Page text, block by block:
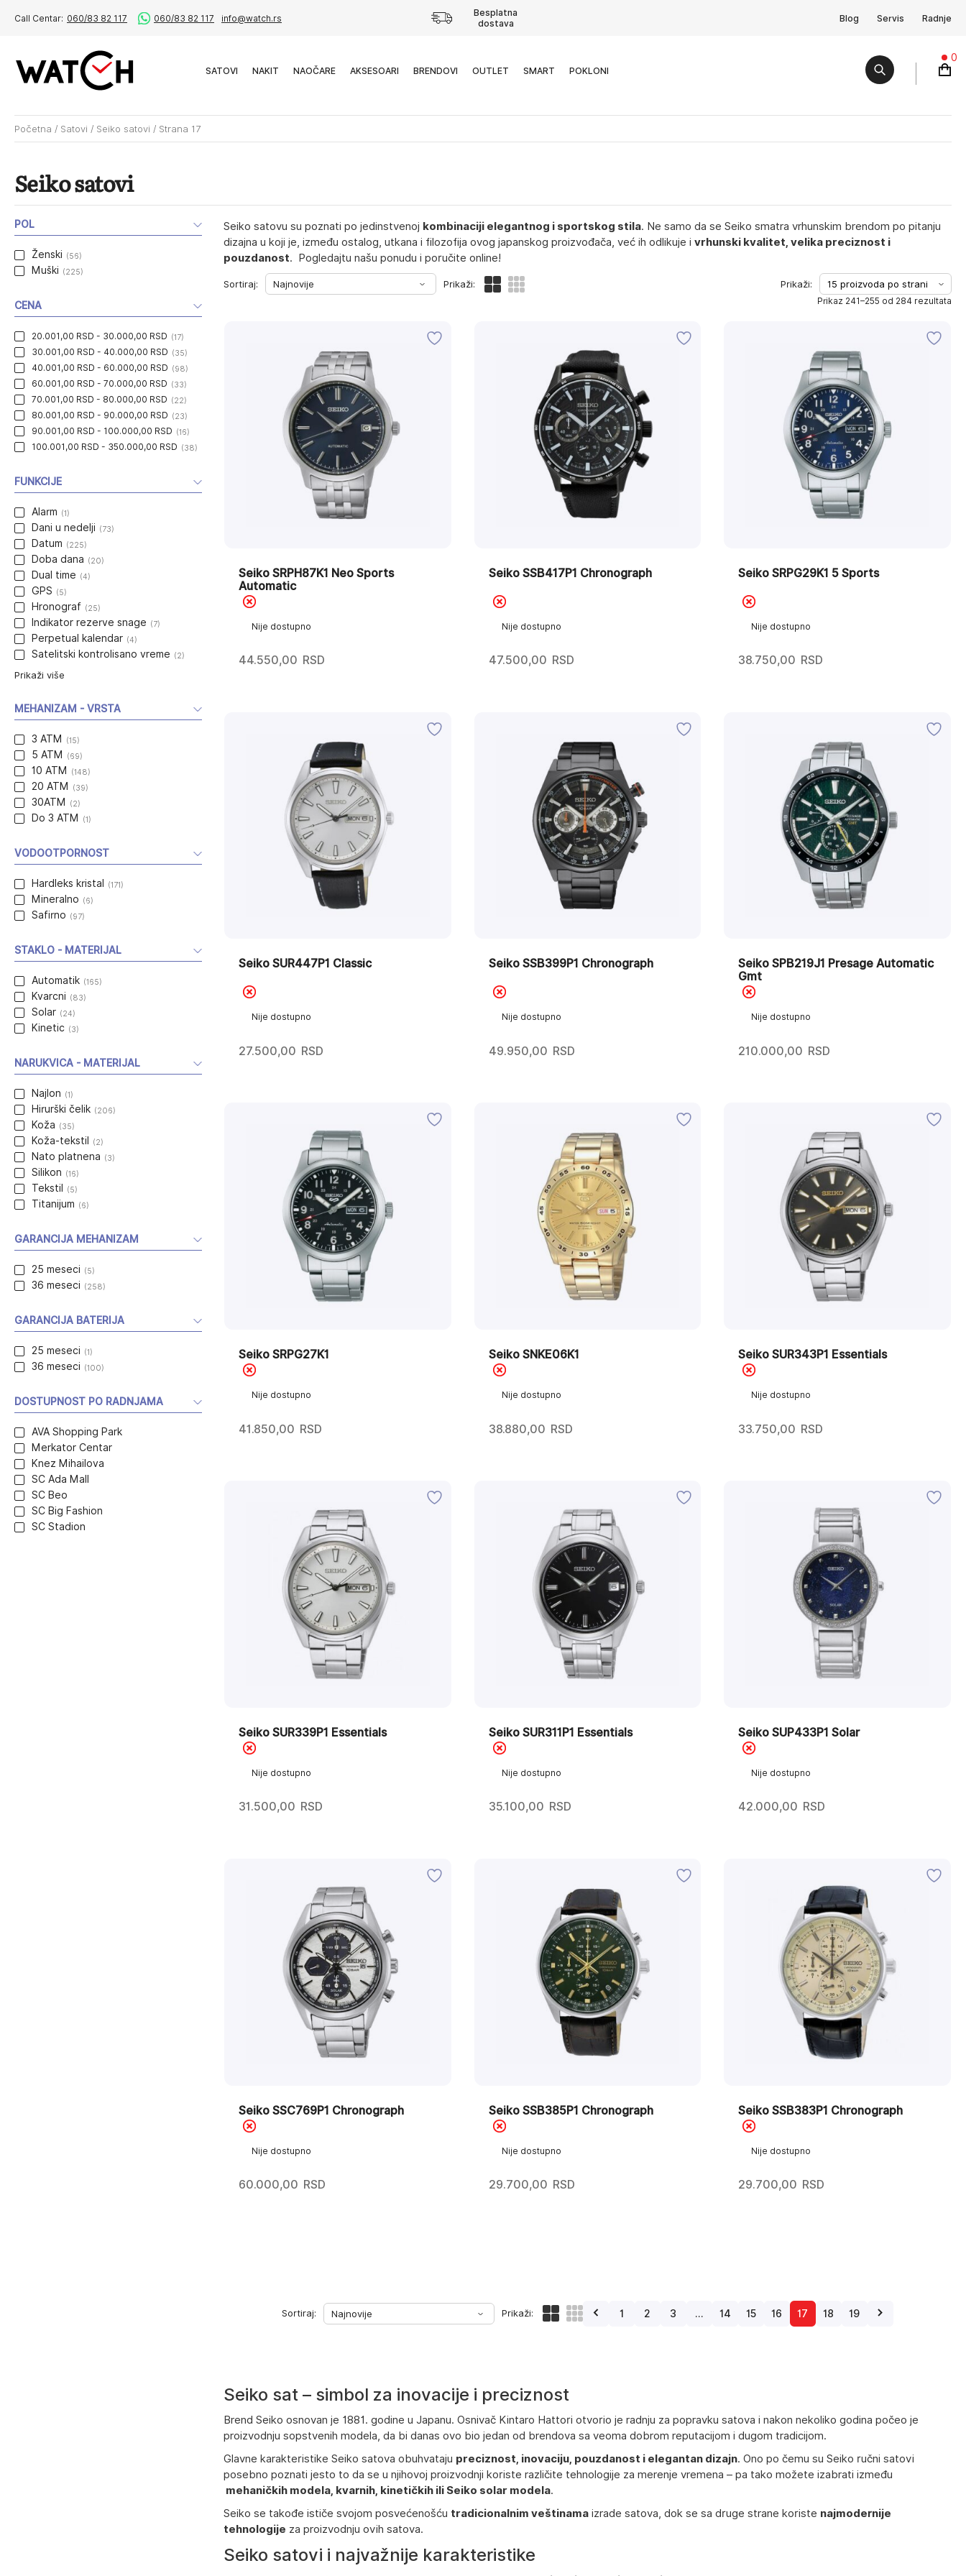
Call Centar: 060/83 82 117 060/83 82 117 info@watch.rs
Besplatna
dostava
Blog Servis Radnje
SATOVI NAKIT NAOČARE AKSESOARI BRENDOVI OUTLET SMART POKLONI
0
Početna / Satovi / Seiko satovi / Strana 17
Seiko satovi
Seiko satovu su poznati po jedinstvenoj kombinaciji elegantnog i sportskog stila. Ne samo da se Seiko smatra vrhunskim brendom po pitanju
dizajna u koji je, između ostalog, utkana i filozofija ovog japanskog proizvođača, već ih odlikuje i vrhunski kvalitet, velika preciznost i
pouzdanost. Pogledajtu našu ponudu i poručite online!
Sortiraj: Prikaži:
Prikaz 241–255 od 284 rezultata
Nije dostupno
Seiko SRPH87K1 Neo Sports
Automatic
44.550,00 RSD
Nije dostupno
Seiko SSB417P1 Chronograph
47.500,00 RSD
Nije dostupno
Seiko SRPG29K1 5 Sports
38.750,00 RSD
Nije dostupno
Seiko SUR447P1 Classic
27.500,00 RSD
Nije dostupno
Seiko SSB399P1 Chronograph
49.950,00 RSD
Nije dostupno
Seiko SPB219J1 Presage Automatic
Gmt
210.000,00 RSD
Nije dostupno
Seiko SRPG27K1
41.850,00 RSD
Nije dostupno
Seiko SNKE06K1
38.880,00 RSD
Nije dostupno
Seiko SUR343P1 Essentials
33.750,00 RSD
Nije dostupno
Seiko SUR339P1 Essentials
31.500,00 RSD
Nije dostupno
Seiko SUR311P1 Essentials
35.100,00 RSD
Nije dostupno
Seiko SUP433P1 Solar
42.000,00 RSD
Nije dostupno
Seiko SSC769P1 Chronograph
60.000,00 RSD
Nije dostupno
Seiko SSB385P1 Chronograph
29.700,00 RSD
Nije dostupno
Seiko SSB383P1 Chronograph
29.700,00 RSD
Sortiraj: Prikaži: 1 2 3 … 14 15 16 17 18 19
Seiko sat – simbol za inovacije i preciznost
Brend Seiko osnovan je 1881. godine u Japanu. Osnivač Kintaro Hattori otvorio je radnju za popravku satova i nakon nekoliko godina počeo je
proizvodnju sopstvenih modela, da bi danas ovo bio jedan od brendova sa veoma dobrom reputacijom i dugom tradicijom.
Glavne karakteristike Seiko satova obuhvataju preciznost, inovaciju, pouzdanost i elegantan dizajn. Ono po čemu su Seiko ručni satovi
posebno poznati jesto to da se u njihovoj proizvodnji koriste različite tehnologije za merenje vremena – pa tako možete izabrati između
mehaničkih modela, kvarnih, kinetičkih ili Seiko solar modela.
Seiko se takođe ističe svojom posvećenošću tradicionalnim veštinamaizrade satova, dok se sa druge strane koriste najmodernije
tehnologije za proizvodnju ovih satova.
Seiko satovi i najvažnije karakteristike
POL
Ženski (56)
Muški (225)
CENA
20.001,00 RSD - 30.000,00 RSD (17)
30.001,00 RSD - 40.000,00 RSD (35)
40.001,00 RSD - 60.000,00 RSD (98)
60.001,00 RSD - 70.000,00 RSD (33)
70.001,00 RSD - 80.000,00 RSD (22)
80.001,00 RSD - 90.000,00 RSD (23)
90.001,00 RSD - 100.000,00 RSD (16)
100.001,00 RSD - 350.000,00 RSD (38)
FUNKCIJE
Alarm (1)
Dani u nedelji (73)
Datum (225)
Doba dana (20)
Dual time (4)
GPS (5)
Hronograf (25)
Indikator rezerve snage (7)
Perpetual kalendar (4)
Satelitski kontrolisano vreme (2)
Prikaži više
MEHANIZAM - VRSTA
3 ATM (15)
5 ATM (69)
10 ATM (148)
20 ATM (39)
30ATM (2)
Do 3 ATM (1)
VODOOTPORNOST
Hardleks kristal (171)
Mineralno (6)
Safirno (97)
STAKLO - MATERIJAL
Automatik (165)
Kvarcni (83)
Solar (24)
Kinetic (3)
NARUKVICA - MATERIJAL
Najlon (1)
Hirurški čelik (206)
Koža (35)
Koža-tekstil (2)
Nato platnena (3)
Silikon (16)
Tekstil (5)
Titanijum (6)
GARANCIJA MEHANIZAM
25 meseci (5)
36 meseci (258)
GARANCIJA BATERIJA
25 meseci (1)
36 meseci (100)
DOSTUPNOST PO RADNJAMA
AVA Shopping Park
Merkator Centar
Knez Mihailova
SC Ada Mall
SC Beo
SC Big Fashion
SC Stadion